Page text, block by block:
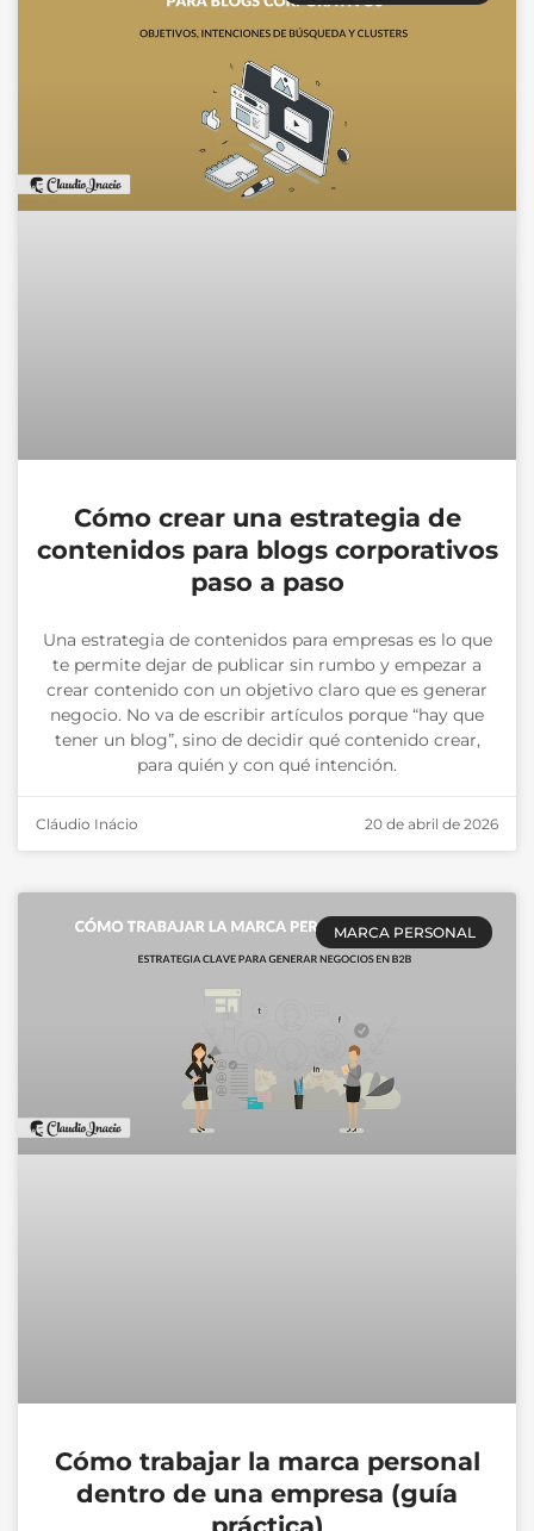
Cómo crear una estrategia de
contenidos para blogs corporativos
paso a paso
Una estrategia de contenidos para empresas es lo que
te permite dejar de publicar sin rumbo y empezar a
crear contenido con un objetivo claro que es generar
negocio. No va de escribir artículos porque “hay que
tener un blog”, sino de decidir qué contenido crear,
para quién y con qué intención.
Cláudio Inácio 20 de abril de 2026
MARCA PERSONAL
Cómo trabajar la marca personal
dentro de una empresa (guía